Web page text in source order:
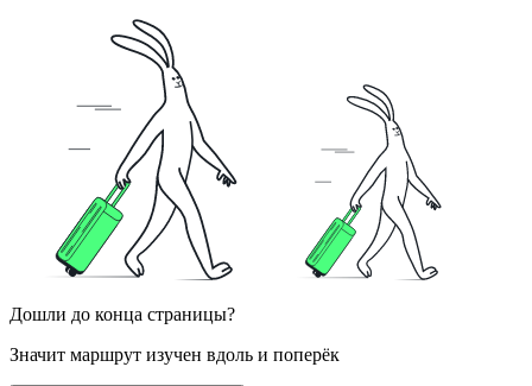
Дошли до конца страницы?
Значит маршрут изучен вдоль и поперёк